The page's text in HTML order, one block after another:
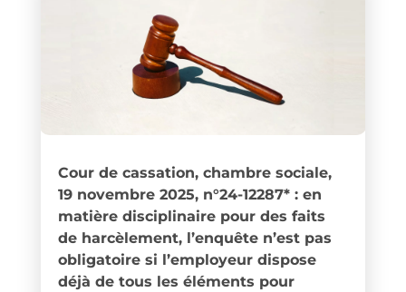
Cour de cassation, chambre sociale,
19 novembre 2025, n°24-12287* : en
matière disciplinaire pour des faits
de harcèlement, l’enquête n’est pas
obligatoire si l’employeur dispose
déjà de tous les éléments pour